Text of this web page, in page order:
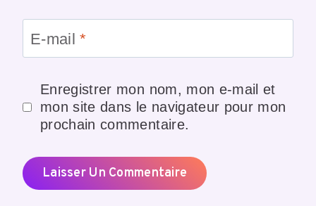
E-mail*
Enregistrer mon nom, mon e-mail et
mon site dans le navigateur pour mon
prochain commentaire.